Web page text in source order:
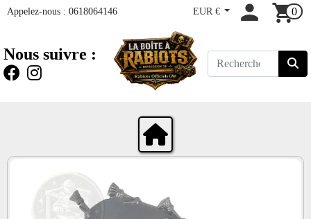
Appelez-nous : 0618064146 EUR € 0
Nous suivre :